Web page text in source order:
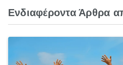
Ενδιαφέροντα Άρθρα